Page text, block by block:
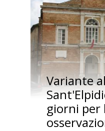
Variante
giorni per